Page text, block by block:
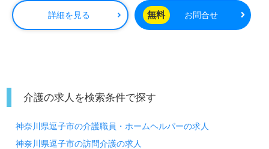
詳細を見る 無料 お問合せ
介護の求人を検索条件で探す
神奈川県逗子市の介護職員・ホームヘルパーの求人
神奈川県逗子市の訪問介護の求人